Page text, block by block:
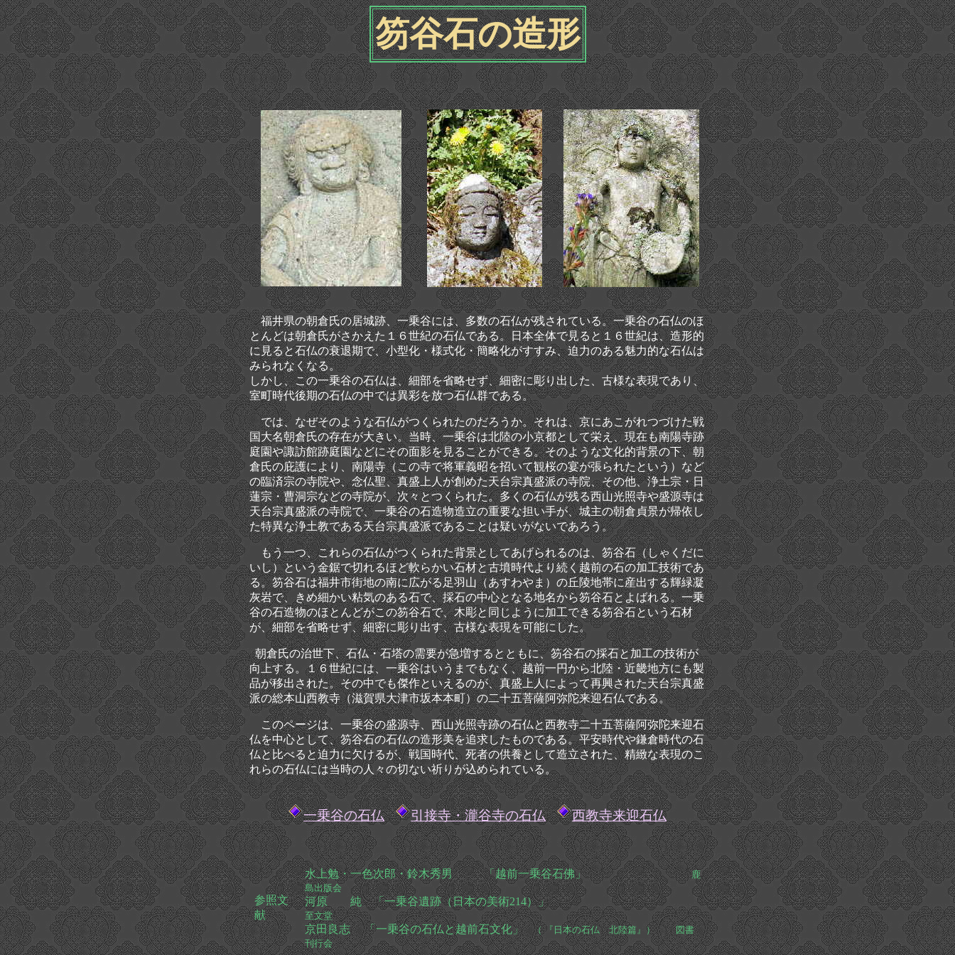
笏谷石の造形
福井県の朝倉氏の居城跡、一乗谷には、多数の石仏が残されている。一乗谷の石仏のほ
とんどは朝倉氏がさかえた１６世紀の石仏である。日本全体で見ると１６世紀は、造形的
に見ると石仏の衰退期で、小型化・様式化・簡略化がすすみ、迫力のある魅力的な石仏は
みられなくなる。
しかし、この一乗谷の石仏は、細部を省略せず、細密に彫り出した、古様な表現であり、
室町時代後期の石仏の中では異彩を放つ石仏群である。
では、なぜそのような石仏がつくられたのだろうか。それは、京にあこがれつづけた戦
国大名朝倉氏の存在が大きい。当時、一乗谷は北陸の小京都として栄え、現在も南陽寺跡
庭園や諏訪館跡庭園などにその面影を見ることができる。そのような文化的背景の下、朝
倉氏の庇護により、南陽寺（この寺で将軍義昭を招いて観桜の宴が張られたという）など
の臨済宗の寺院や、念仏聖、真盛上人が創めた天台宗真盛派の寺院、その他、浄土宗・日
蓮宗・曹洞宗などの寺院が、次々とつくられた。多くの石仏が残る西山光照寺や盛源寺は
天台宗真盛派の寺院で、一乗谷の石造物造立の重要な担い手が、城主の朝倉貞景が帰依し
た特異な浄土教である天台宗真盛派であることは疑いがないであろう。
もう一つ、これらの石仏がつくられた背景としてあげられるのは、笏谷石（しゃくだに
いし）という金鋸で切れるほど軟らかい石材と古墳時代より続く越前の石の加工技術であ
る。笏谷石は福井市街地の南に広がる足羽山（あすわやま）の丘陵地帯に産出する輝緑凝
灰岩で、きめ細かい粘気のある石で、採石の中心となる地名から笏谷石とよばれる。一乗
谷の石造物のほとんどがこの笏谷石で、木彫と同じように加工できる笏谷石という石材
が、細部を省略せず、細密に彫り出す、古様な表現を可能にした。
朝倉氏の治世下、石仏・石塔の需要が急増するとともに、笏谷石の採石と加工の技術が
向上する。１６世紀には、一乗谷はいうまでもなく、越前一円から北陸・近畿地方にも製
品が移出された。その中でも傑作といえるのが、真盛上人によって再興された天台宗真盛
派の総本山西教寺（滋賀県大津市坂本本町）の二十五菩薩阿弥陀来迎石仏である。
このページは、一乗谷の盛源寺、西山光照寺跡の石仏と西教寺二十五菩薩阿弥陀来迎石
仏を中心として、笏谷石の石仏の造形美を追求したものである。平安時代や鎌倉時代の石
仏と比べると迫力に欠けるが、戦国時代、死者の供養として造立された、精緻な表現のこ
れらの石仏には当時の人々の切ない祈りが込められている。
一乗谷の石仏 引接寺・瀧谷寺の石仏 西教寺来迎石仏
参照文
献
水上勉・一色次郎・鈴木秀男 「越前一乗谷石佛」鹿
島出版会
河原 純 「一乗谷遺跡（日本の美術214）」
至文堂
京田良志 「一乗谷の石仏と越前石文化」（ 『日本の石仏 北陸篇』）図書
刊行会